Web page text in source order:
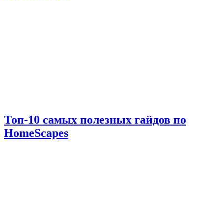
Топ-10 самых полезных гайдов по
HomeScapes